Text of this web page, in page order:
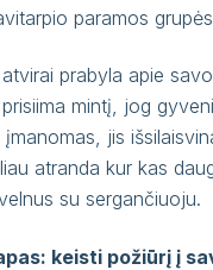
paramos
prabyla apie
mintį, jog
jis
atranda kur kas
su sergančiuoju.
keisti požiūrį į